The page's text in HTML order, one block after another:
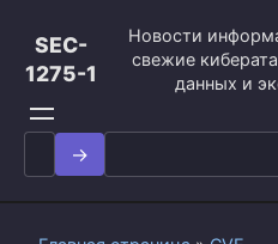
контенту
SEC-
1275-1
Новости
свежие
данных и
Search
for: